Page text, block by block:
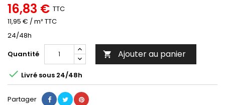
16,83 € TTC
11,95 € / m² TTC
24/48h
Quantité
 Ajouter au panier
 Livré sous 24/48h
Partager